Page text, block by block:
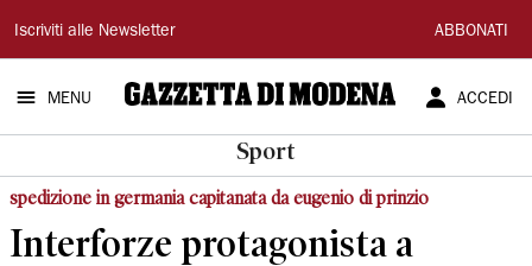
Gazzetta
di
Modena
Iscriviti alle Newsletter ABBONATI
MENU ACCEDI
Sport
spedizione in germania capitanata da eugenio di prinzio
Interforze protagonista a